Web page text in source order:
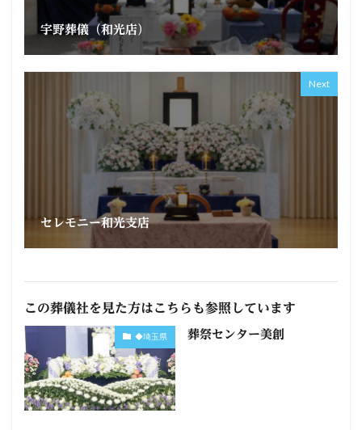
宇野葬儀（和光店）
Next
セレモニー和光支店
この葬儀社を見た方はこちらも参照しています
◆埼玉県 葬祭センター美創